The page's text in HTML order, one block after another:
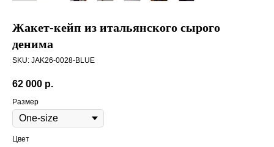
Жакет-кейп из итальянского сырого
денима
SKU: JAK26-0028-BLUE
62 000 р.
Размер
Цвет